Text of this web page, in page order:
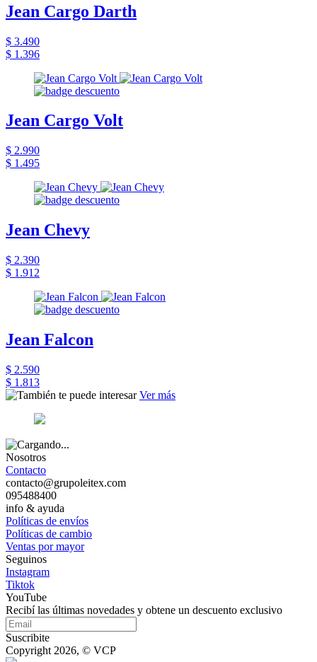
Jean Cargo Darth
$ 3.490
$ 1.396
Jean Cargo Volt
$ 2.990
$ 1.495
Jean Chevy
$ 2.390
$ 1.912
Jean Falcon
$ 2.590
$ 1.813
Ver más
Nosotros
Contacto
contacto@grupoleitex.com
095488400
info & ayuda
Políticas de envíos
Políticas de cambio
Ventas por mayor
Seguinos
Instagram
Tiktok
YouTube
Recibí las últimas novedades y obtene un descuento exclusivo
Suscribite
Copyright 2026, © VCP